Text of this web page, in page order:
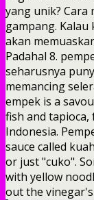
yang unik? Cara
gampang.
akan
Padahal 8.
seharusnya
memancing
empek is a
fish and tapioca,
Indonesia.
sauce called
or just "cuko".
with yellow
out the